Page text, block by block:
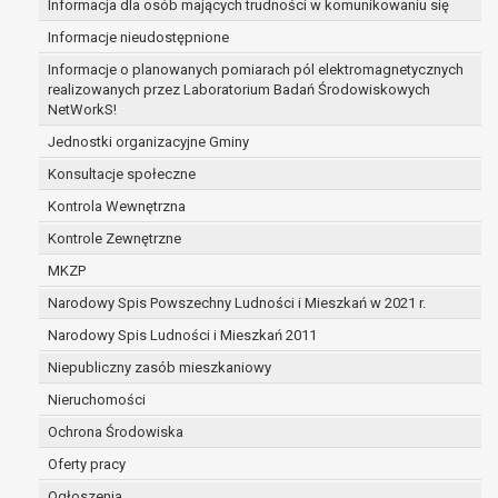
Informacja dla osób mających trudności w komunikowaniu się
Informacje nieudostępnione
Informacje o planowanych pomiarach pól elektromagnetycznych
realizowanych przez Laboratorium Badań Środowiskowych
NetWorkS!
Jednostki organizacyjne Gminy
Konsultacje społeczne
Kontrola Wewnętrzna
Kontrole Zewnętrzne
MKZP
Narodowy Spis Powszechny Ludności i Mieszkań w 2021 r.
Narodowy Spis Ludności i Mieszkań 2011
Niepubliczny zasób mieszkaniowy
Nieruchomości
Ochrona Środowiska
Oferty pracy
zabezpieczenia ewentualnych roszczeń, a w
przypadku wyrażenia zgody na przetwarzanie
danych po zakończeniu i rozliczeniu umowy, do
czasu wycofania tej zgody.
Ponadto w przypadku umów o dofinansowanie
dane osobowe od momentu pozyskania
przechowywane są przez okres wynikający z
umowy o dofinansowanie zawartej między
beneficjentem a określoną instytucją, trwałości
danego projektu i konieczności zachowania
dokumentacji projektu do celów kontrolnych.
W związku z przetwarzaniem przez
administratora danych osobowych przysługuje
Pani/Panu:
prawo dostępu do treści danych oraz
otrzymywania ich kopii na podstawie art. 15
RODO;
prawo do żądania sprostowania danych na
w przypadku gdy: